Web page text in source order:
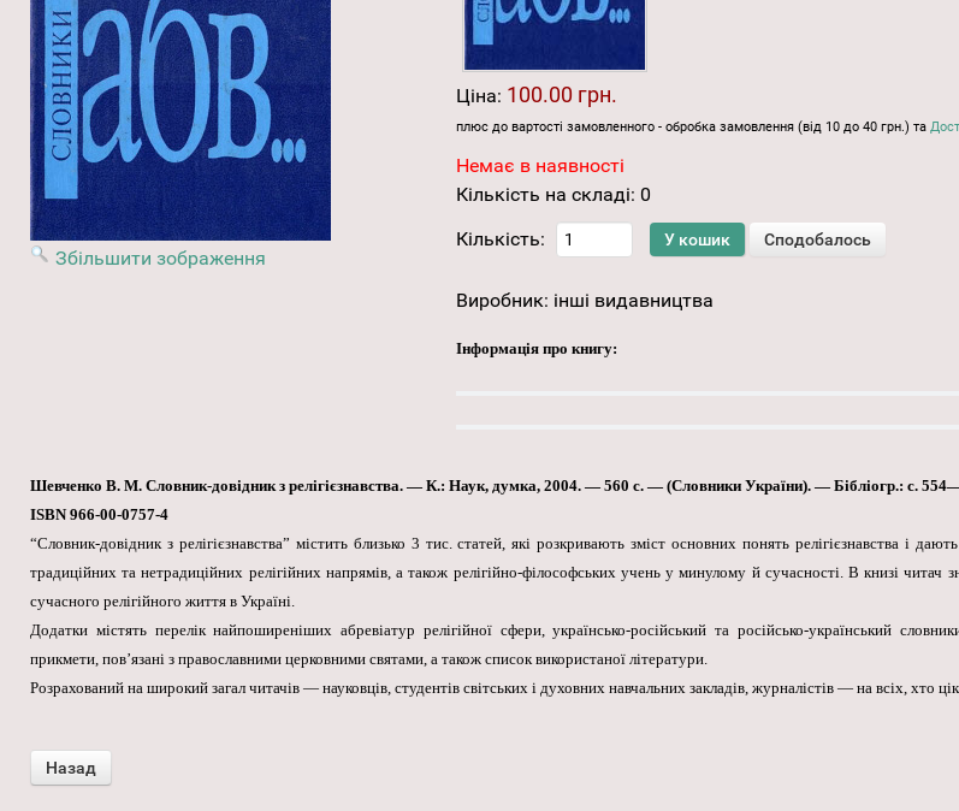
Збільшити зображення
Ціна: 100.00 грн.
плюс до вартості замовленного - обробка замовлення (від 10 до 40 грн.) та
Немає в наявності
Кількість на складі: 0
Кількість:
Виробник: інші видавництва
Інформація про книгу:
Шевченко В. М. Словник-довідник з релігієзнавства. — К.: Наук, думка, 2004. — 560 с. — (Словники України). — Бібліогр.: с.
ISBN 966-00-0757-4
“Словник-довідник з релігієзнавства” містить близько 3 тис. статей, які розкривають зміст основних понять релігієзнавства і
традиційних та нетрадиційних релігійних напрямів, а також релігійно-філософських учень у минулому й сучасності. В книзі читач
сучасного релігійного життя в Україні.
Додатки містять перелік найпоширеніших абревіатур релігійної сфери, українсько-російський та російсько-український
прикмети, пов’язані з православними церковними святами, а також список використаної літератури.
Розрахований на широкий загал читачів — науковців, студентів світських і духовних навчальних закладів, журналістів — на всіх, хто